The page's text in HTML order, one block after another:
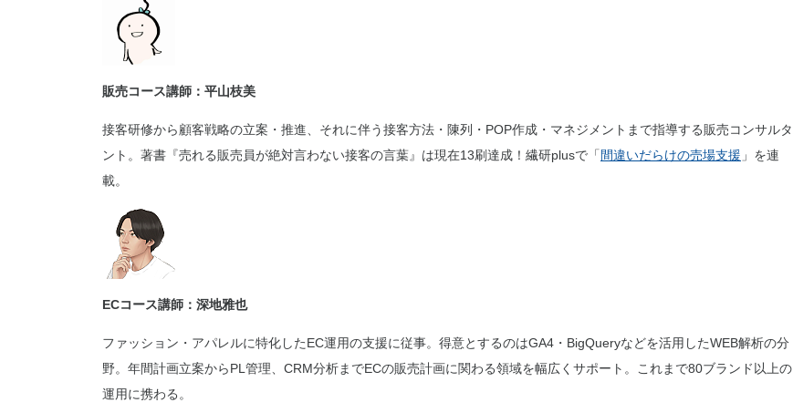
販売コース講師：平山枝美
接客研修から顧客戦略の立案・推進、それに伴う接客方法・陳列・POP作成・マネジメントまで指導する販売コンサルタ
ント。著書『売れる販売員が絶対言わない接客の言葉』は現在13刷達成！繊研plusで「間違いだらけの売場支援 」を連
載。
ECコース講師：深地雅也
ファッション・アパレルに特化したEC運用の支援に従事。得意とするのはGA4・BigQueryなどを活用したWEB解析の分
野。年間計画立案からPL管理、CRM分析までECの販売計画に関わる領域を幅広くサポート。これまで80ブランド以上の
運用に携わる。